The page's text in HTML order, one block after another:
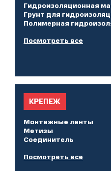
Гидроизоляционная
Грунт для
Полимерная
Посмотреть все
КРЕПЕЖ
Монтажные ленты
Метизы
Соединитель
Посмотреть все